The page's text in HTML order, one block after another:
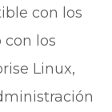
con los
los
Linux,